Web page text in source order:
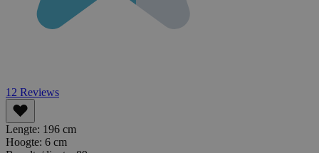
12 Reviews
Lengte: 196 cm
Hoogte: 6 cm